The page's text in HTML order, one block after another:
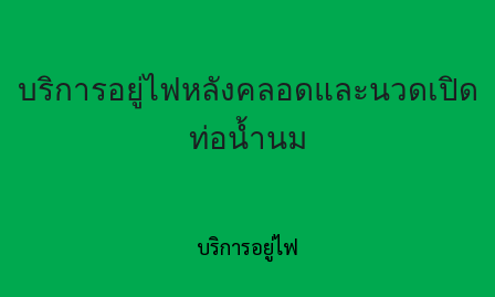
บริการอยู่ไฟหลังคลอดและนวดเปิด
ท่อน้ำนม
บริการอยู่ไฟ